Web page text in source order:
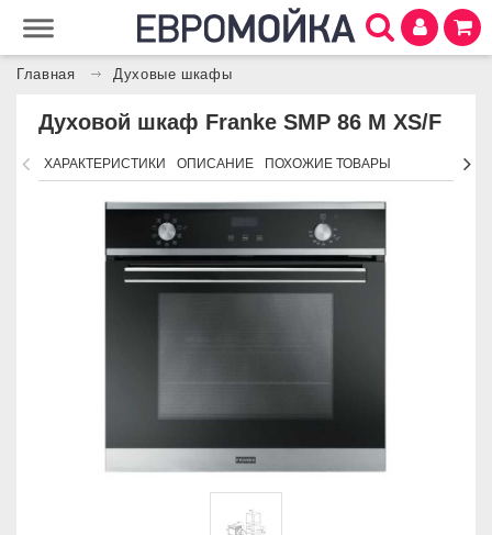
Главная Духовые шкафы
Духовой шкаф Franke SMP 86 M XS/F
ХАРАКТЕРИСТИКИ ОПИСАНИЕ ПОХОЖИЕ ТОВАРЫ